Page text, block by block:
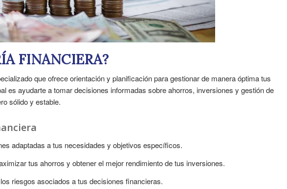
FINANCIERA?
que ofrece orientación y planificación para gestionar de manera óptima tus
es ayudarte a tomar decisiones informadas sobre ahorros, inversiones y gestión de
sólido y estable.
adaptadas a tus necesidades y objetivos específicos.
tus ahorros y obtener el mejor rendimiento de tus inversiones.
riesgos asociados a tus decisiones financieras.